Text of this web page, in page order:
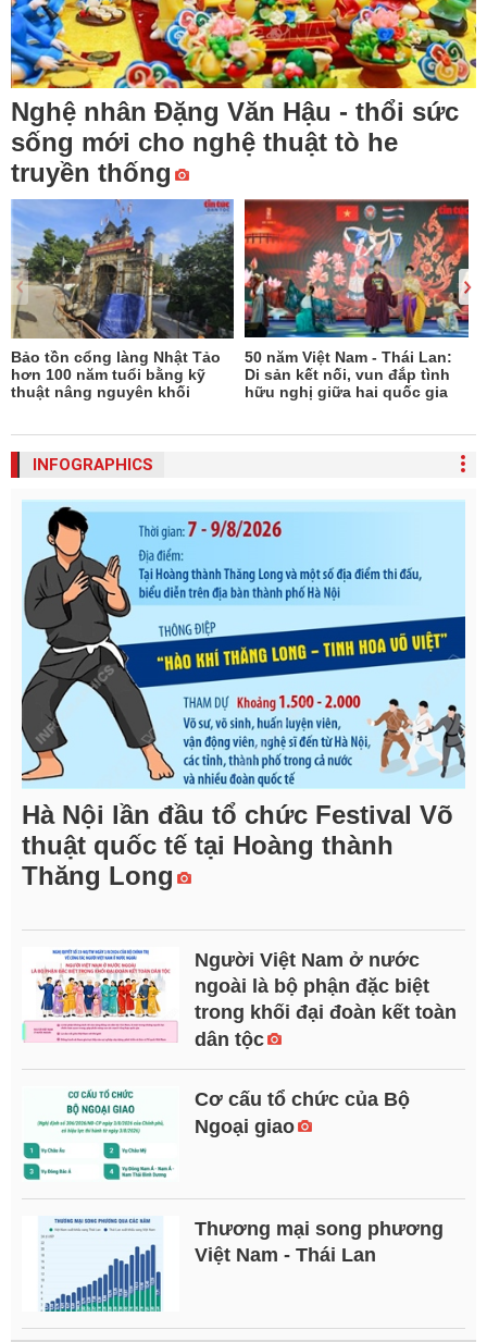
Nghệ nhân Đặng Văn Hậu - thổi sức
sống mới cho nghệ thuật tò he
truyền thống
Bảo tồn cổng làng Nhật Tảo
hơn 100 năm tuổi bằng kỹ
thuật nâng nguyên khối
50 năm Việt Nam - Thái Lan:
Di sản kết nối, vun đắp tình
hữu nghị giữa hai quốc gia
INFOGRAPHICS
Hà Nội lần đầu tổ chức Festival Võ
thuật quốc tế tại Hoàng thành
Thăng Long
Người Việt Nam ở nước
ngoài là bộ phận đặc biệt
trong khối đại đoàn kết toàn
dân tộc
Cơ cấu tổ chức của Bộ
Ngoại giao
Thương mại song phương
Việt Nam - Thái Lan